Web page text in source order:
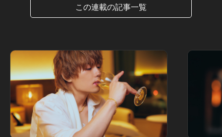
この連載の記事一覧